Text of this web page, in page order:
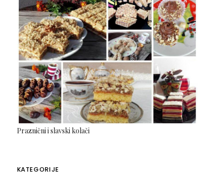
Praznični i slavski kolači
KATEGORIJE